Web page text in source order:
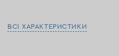
ВСІ ХАРАКТЕРИСТИКИ